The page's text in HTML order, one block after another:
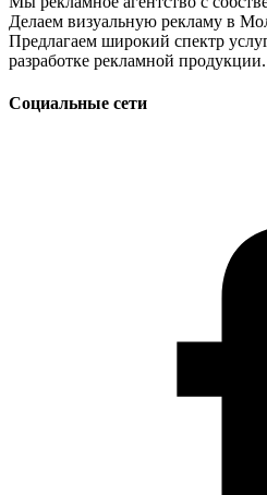
Делаем визуальную рекламу в
Предлагаем широкий спектр
разработке рекламной продукции.
Социальные сети